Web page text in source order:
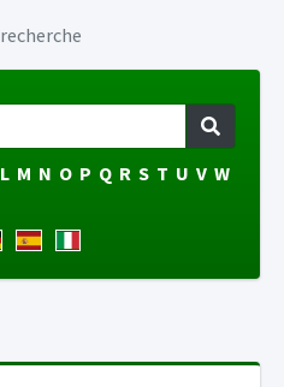
recherche
L M N O P Q R S T U V W